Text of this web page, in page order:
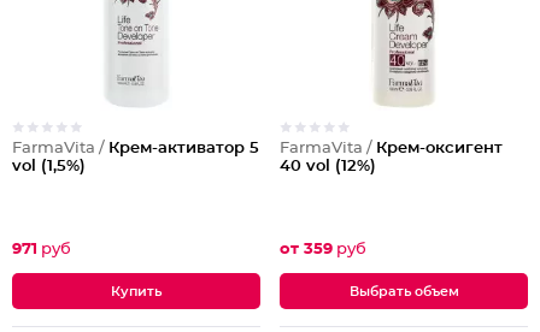
FarmaVita / Крем-активатор 5
vol (1,5%)
971 руб
FarmaVita / Крем-оксигент
40 vol (12%)
от 359 руб
Выбрать объем